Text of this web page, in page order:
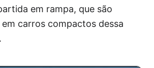
em rampa, que são
carros compactos dessa